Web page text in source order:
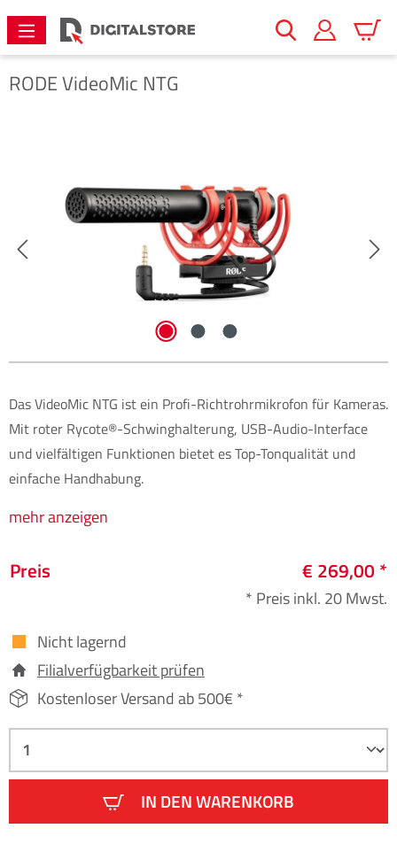
springen
RODEVideoMic NTG
Das VideoMic NTG ist ein Profi-Richtrohrmikrofon für Kameras.
Mit roter Rycote®-Schwinghalterung, USB-Audio-Interface
und vielfältigen Funktionen bietet es Top-Tonqualität und
einfache Handhabung.
mehr anzeigen
Preis € 269,00 *
* Preis inkl. 20 Mwst.
Nicht lagernd
Filialverfügbarkeit prüfen
Kostenloser Versand ab 500€ *
IN DEN WARENKORB